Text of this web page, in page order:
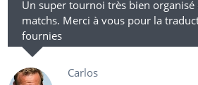
Un super tournoi très bien organisé
matchs. Merci à vous pour la
fournies
Carlos